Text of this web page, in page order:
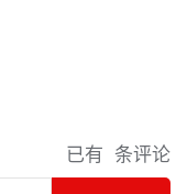
已有 条评论